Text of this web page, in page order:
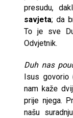
presudu,
savjeta; da
To je sve
Odvjetnik.
Duh nas
Isus govorio
nam kaže
prije njega.
našu